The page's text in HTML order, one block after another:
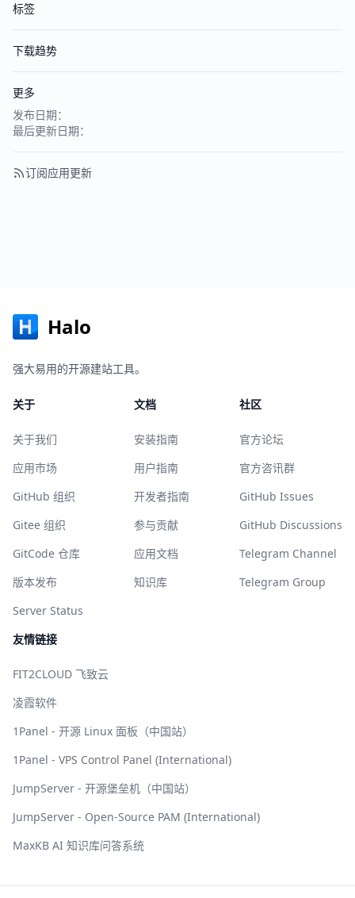
标签
下载趋势
更多
发布日期：
最后更新日期：
订阅应用更新
Halo
强大易用的开源建站工具。
关于
关于我们
应用市场
GitHub 组织
Gitee 组织
GitCode 仓库
版本发布
Server Status
文档
安装指南
用户指南
开发者指南
参与贡献
应用文档
知识库
社区
官方论坛
官方咨讯群
GitHub Issues
GitHub Discussions
Telegram Channel
Telegram Group
友情链接
FIT2CLOUD 飞致云
凌霞软件
1Panel - 开源 Linux 面板（中国站）
1Panel - VPS Control Panel (International)
JumpServer - 开源堡垒机（中国站）
JumpServer - Open-Source PAM (International)
MaxKB AI 知识库问答系统